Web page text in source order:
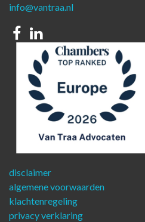
info@vantraa.nl
Facebook
Linkedin
disclaimer
algemene voorwaarden
klachtenregeling
privacy verklaring